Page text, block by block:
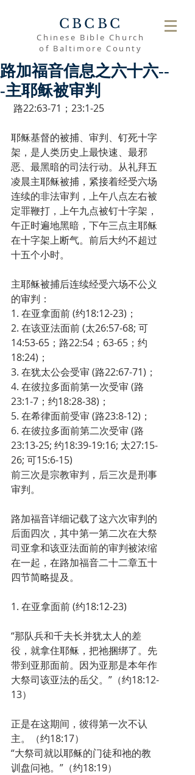
CBCBC
Chinese Bible Church
of Baltimore County
路加福音信息之六十六--
-主耶稣被审判
路22:63-71；23:1-25
耶稣基督的被捕、审判、钉死十字
架，是人类历史上最快速、最邪
恶、最黑暗的司法行动。从礼拜五
凌晨主耶稣被捕，紧接着经受六场
连续的非法审判，上午八点左右被
定罪鞭打，上午九点被钉十字架，
午正时遍地黑暗，下午三点主耶稣
在十字架上断气。前后大约不超过
十五个小时。
主耶稣被捕后连续经受六场不公义
的审判：
1. 在亚拿面前 (约18:12-23)；
2. 在该亚法面前 (太26:57-68; 可
14:53-65；路22:54；63-65；约
18:24)；
3. 在犹太公会受审 (路22:67-71)；
4. 在彼拉多面前第一次受审 (路
23:1-7；约18:28-38)；
5. 在希律面前受审 (路23:8-12)；
6. 在彼拉多面前第二次受审 (路
23:13-25; 约18:39-19:16; 太27:15-
26; 可15:6-15)
前三次是宗教审判，后三次是刑事
审判。
路加福音详细记载了这六次审判的
后面四次，其中第一第二次在大祭
司亚拿和该亚法面前的审判被浓缩
在一起，在路加福音二十二章五十
四节简略提及。
1. 在亚拿面前 (约18:12-23)
“那队兵和千夫长并犹太人的差
役，就拿住耶稣，把祂捆绑了。先
带到亚那面前。因为亚那是本年作
大祭司该亚法的岳父。”（约18:12-
13）
正是在这期间，彼得第一次不认
主。（约18:17）
“大祭司就以耶稣的门徒和祂的教
训盘问祂。”（约18:19）